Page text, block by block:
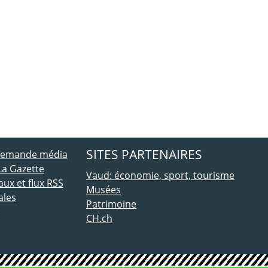
média
Gazette
et flux RSS
SITES PARTENAIRES
Vaud: économie, sport, tourisme
Musées
Patrimoine
CH.ch